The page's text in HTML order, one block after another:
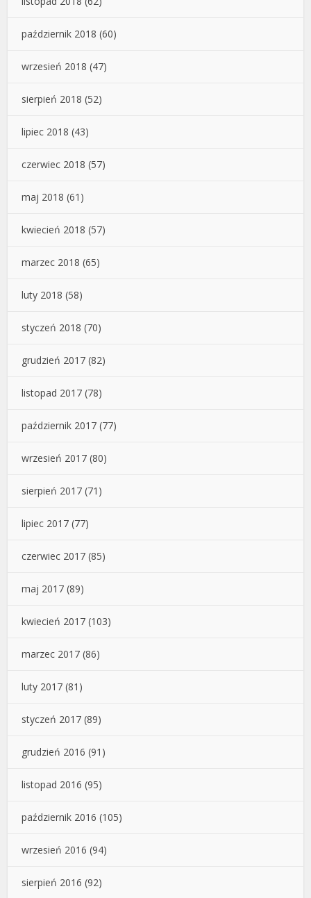
październik 2018 (60)
wrzesień 2018 (47)
sierpień 2018 (52)
lipiec 2018 (43)
czerwiec 2018 (57)
maj 2018 (61)
kwiecień 2018 (57)
marzec 2018 (65)
luty 2018 (58)
styczeń 2018 (70)
grudzień 2017 (82)
listopad 2017 (78)
październik 2017 (77)
wrzesień 2017 (80)
sierpień 2017 (71)
lipiec 2017 (77)
czerwiec 2017 (85)
maj 2017 (89)
kwiecień 2017 (103)
marzec 2017 (86)
luty 2017 (81)
styczeń 2017 (89)
grudzień 2016 (91)
listopad 2016 (95)
październik 2016 (105)
wrzesień 2016 (94)
sierpień 2016 (92)